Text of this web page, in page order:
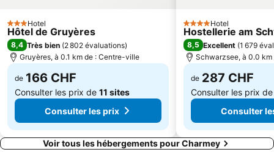
Domaine skiable
Stade de Suisse
Burgerbad Therme
St Beatus Höhlen
Vieille-Ville de Neuchâtel
Station Leukerbad
3 Étoiles
Hotel
Hôtel de Gruyères
8,4 Très bien (2 802 évaluations)
Gruyères, à 0.1 km de : Centre-ville
de 166 CHF
Consulter les prix de 11 sites
Consulter les prix
4 ÉtoilesHotel
Hostellerie am
8,5 Excellent (1 679
Schwarzsee, à 0.0
de 287 CHF
Consulter les prix
Consulter
Voir tous les hébergements pour Charmey